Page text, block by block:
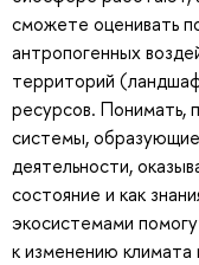
сможете оценивать
антропогенных
территорий
ресурсов. Понимать,
системы,
деятельности,
состояние и как
экосистемами
к изменению климата